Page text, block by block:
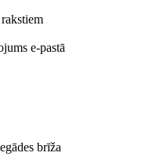
e-pastā
brīža